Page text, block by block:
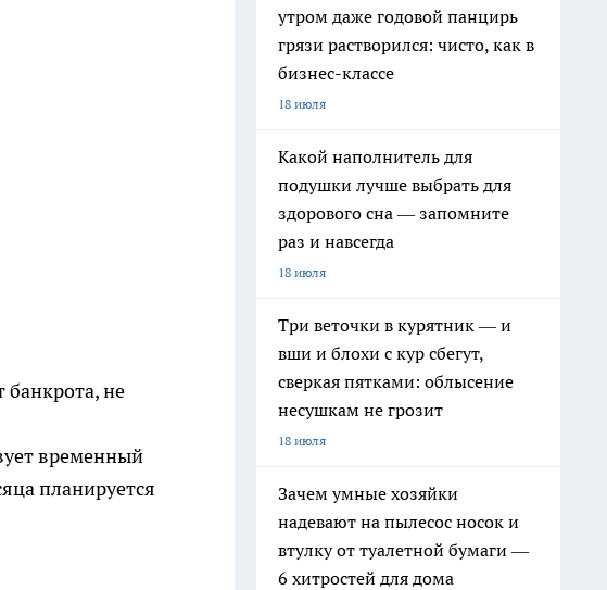
банкрота, не
временный
планируется
утром даже годовой панцирь
грязи растворился: чисто, как в
бизнес-классе
18 июля
Какой наполнитель для
подушки лучше выбрать для
здорового сна — запомните
раз и навсегда
18 июля
Три веточки в курятник — и
вши и блохи с кур сбегут,
сверкая пятками: облысение
несушкам не грозит
18 июля
Зачем умные хозяйки
надевают на пылесос носок и
втулку от туалетной бумаги —
6 хитростей для дома